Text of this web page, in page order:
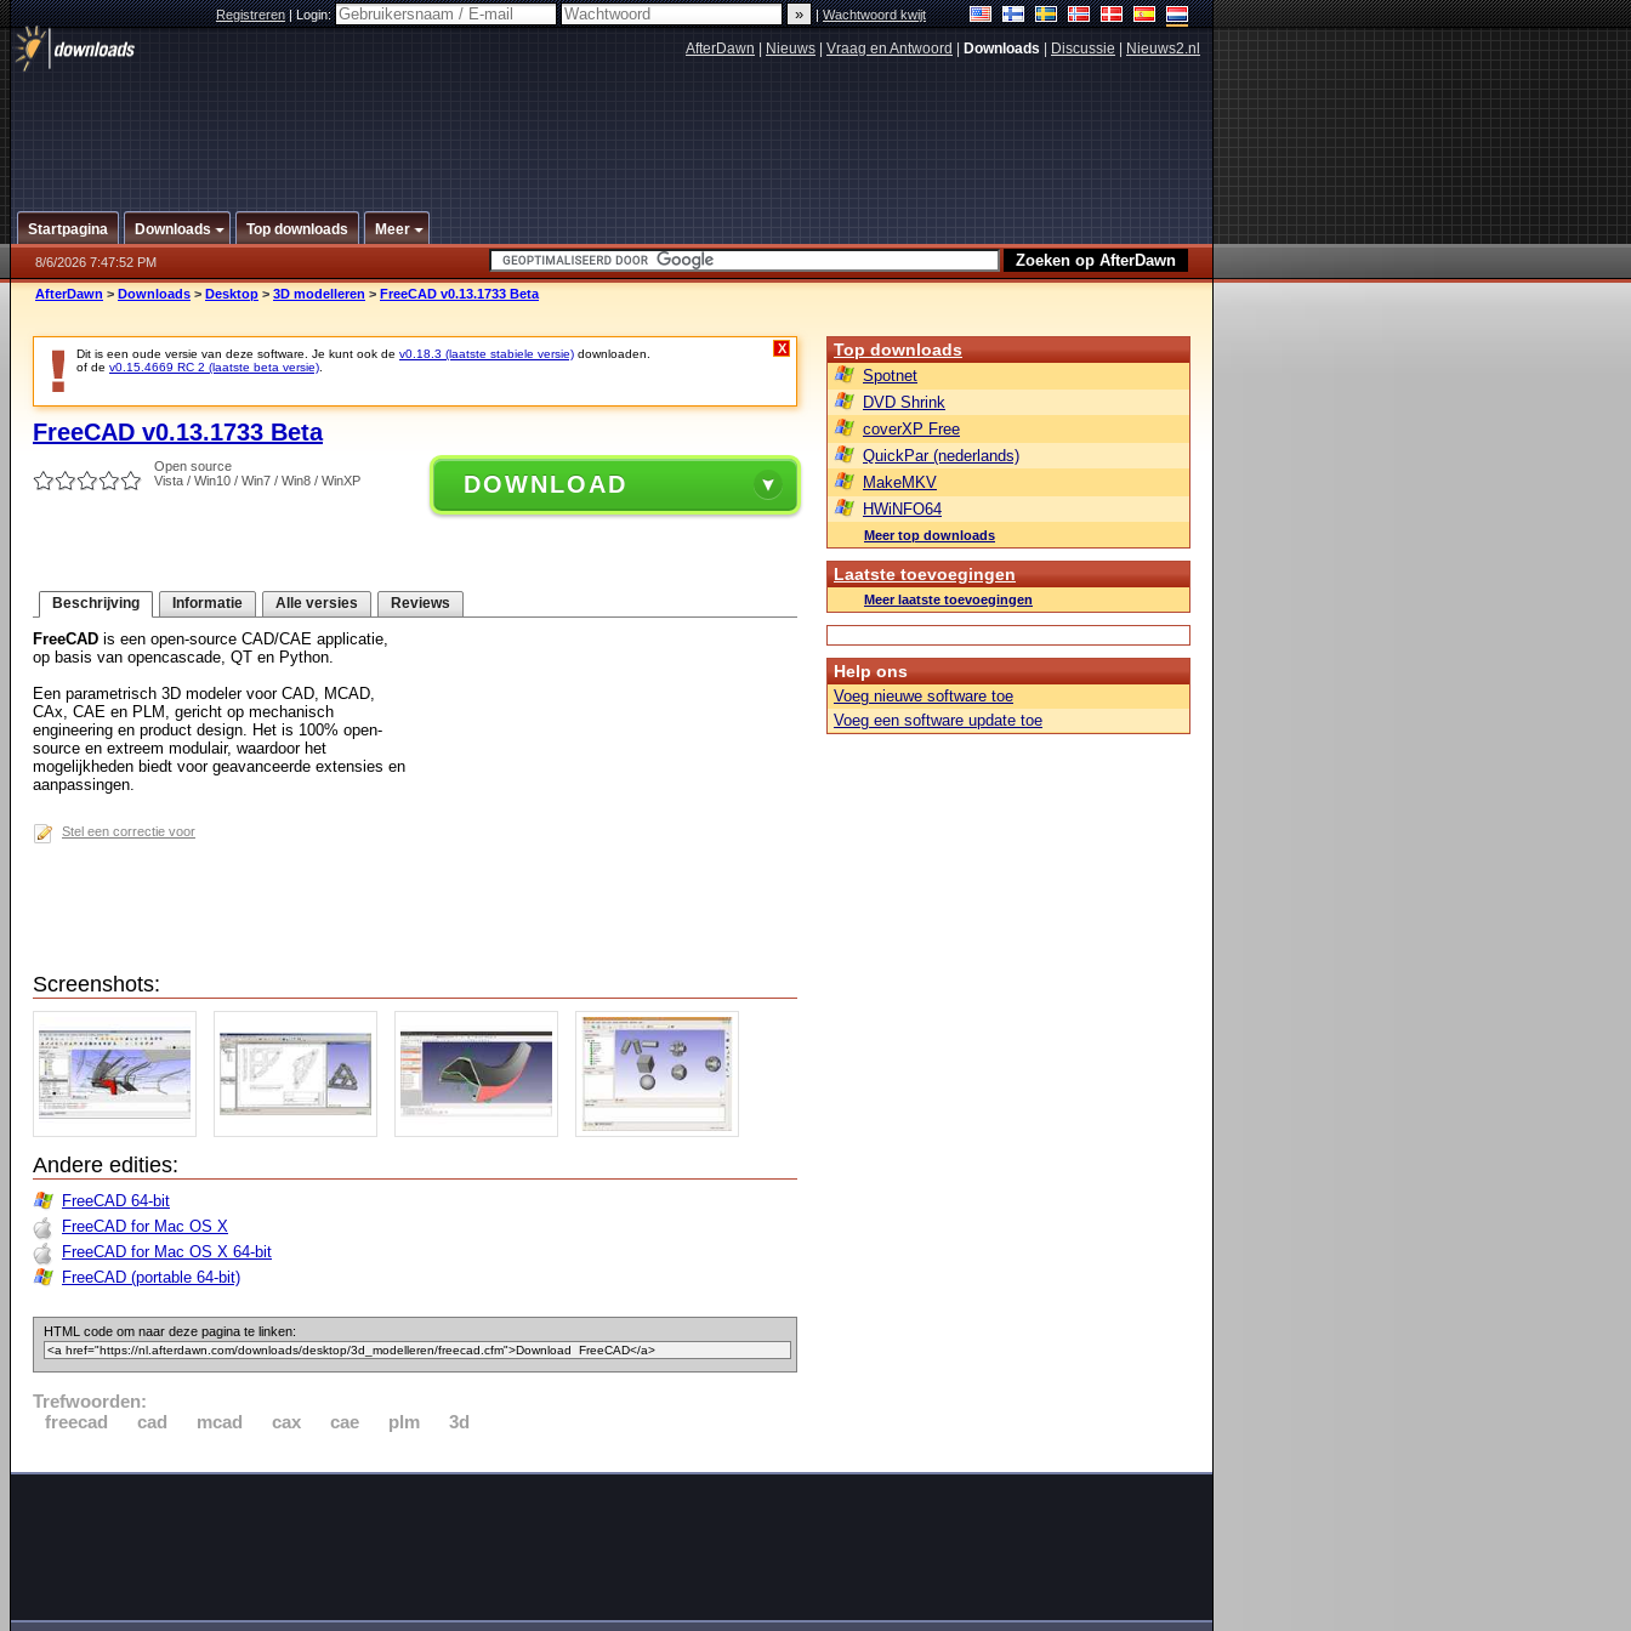
Registreren|Login: |Wachtwoord kwijt
AfterDawn Nieuws Vraag en Antwoord Downloads Discussie Nieuws2.nl
Startpagina Downloads Top downloads Meer
8/6/2026 7:47:52 PM
AfterDawn > Downloads > Desktop > 3D modelleren > FreeCAD v0.13.1733 Beta
Dit is een oude versie van deze software. Je kunt ook de v0.18.3 (laatste stabiele versie) downloaden.
of de v0.15.4669 RC 2 (laatste beta versie)
X
FreeCAD v0.13.1733 Beta
Open source
Vista / Win10 / Win7 / Win8 / WinXP
DOWNLOAD
Beschrijving Informatie Alle versies Reviews
FreeCAD is een open-source CAD/CAE applicatie,
op basis van opencascade, QT en Python.
Een parametrisch 3D modeler voor CAD, MCAD,
CAx, CAE en PLM, gericht op mechanisch
engineering en product design. Het is 100% open-
source en extreem modulair, waardoor het
mogelijkheden biedt voor geavanceerde extensies en
aanpassingen.
Stel een correctie voor
Screenshots:
Andere edities:
FreeCAD 64-bit
FreeCAD for Mac OS X
FreeCAD for Mac OS X 64-bit
FreeCAD (portable 64-bit)
HTML code om naar deze pagina te linken:
Trefwoorden:
freecad
cad mcad cax cae plm 3d
Top downloads
Spotnet
DVD Shrink
coverXP Free
QuickPar (nederlands)
MakeMKV
HWiNFO64
Meer top downloads
Laatste toevoegingen
Meer laatste toevoegingen
Help ons
Voeg nieuwe software toe
Voeg een software update toe